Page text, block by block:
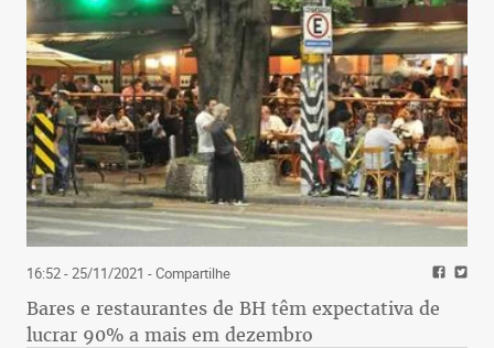
16:52 - 25/11/2021 - Compartilhe
Bares e restaurantes de BH têm expectativa de
lucrar 90% a mais em dezembro